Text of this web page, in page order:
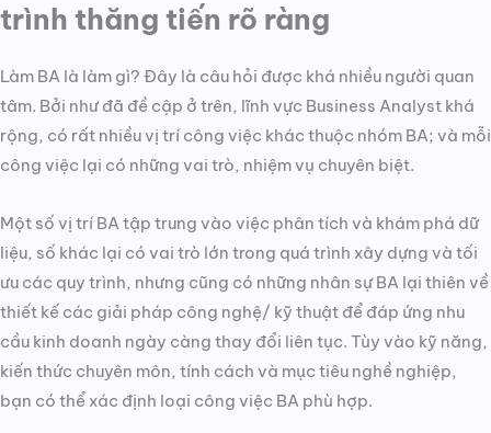
trình thăng tiến rõ ràng
Làm BA là làm gì? Đây là câu hỏi được khá nhiều người quan
tâm. Bởi như đã đề cập ở trên, lĩnh vực Business Analyst khá
rộng, có rất nhiều vị trí công việc khác thuộc nhóm BA; và mỗi
công việc lại có những vai trò, nhiệm vụ chuyên biệt.
Một số vị trí BA tập trung vào việc phân tích và khám phá dữ
liệu, số khác lại có vai trò lớn trong quá trình xây dựng và tối
ưu các quy trình, nhưng cũng có những nhân sự BA lại thiên về
thiết kế các giải pháp công nghệ/ kỹ thuật để đáp ứng nhu
cầu kinh doanh ngày càng thay đổi liên tục. Tùy vào kỹ năng,
kiến thức chuyên môn, tính cách và mục tiêu nghề nghiệp,
bạn có thể xác định loại công việc BA phù hợp.